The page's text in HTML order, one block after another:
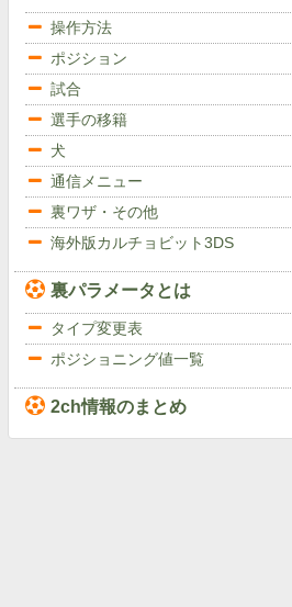
操作方法
ポジション
試合
選手の移籍
犬
通信メニュー
裏ワザ・その他
海外版カルチョビット3DS
裏パラメータとは
タイプ変更表
ポジショニング値一覧
2ch情報のまとめ